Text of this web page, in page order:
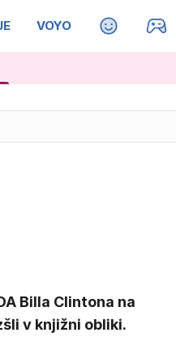
VOYO MAGAZIN
Billa Clintona na
v knjižni obliki.